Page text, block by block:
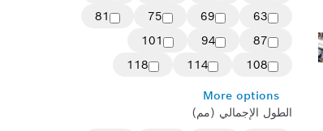
63
69
75
81
87
94
101
108
114
118
More options
الطول الإجمالي (مم)